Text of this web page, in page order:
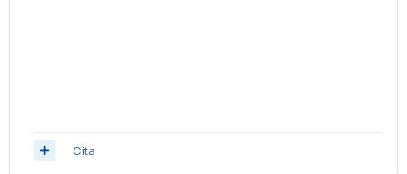
Cita